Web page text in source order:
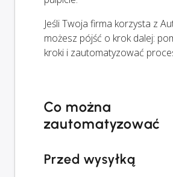
Jeśli Twoja firma korzysta z
możesz pójść o krok dalej:
kroki i zautomatyzować
Co można
zautomatyzować
Przed wysyłką